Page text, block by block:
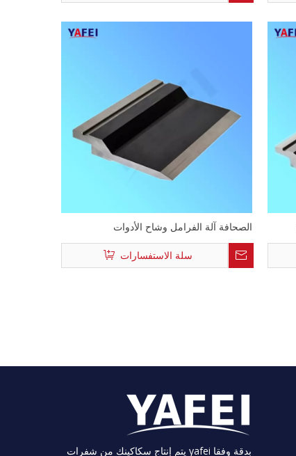
الصحافة آلة الفرامل وشاح الأدوات
سلة الاستفسارات
يتم إنتاج سكاكينك من شفرات yafei بدقة وفقا